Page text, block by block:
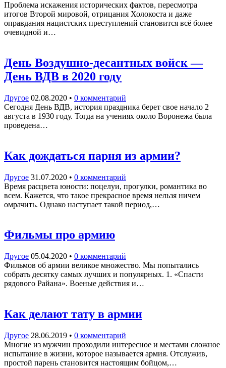
Проблема искажения исторических фактов, пересмотра
итогов Второй мировой, отрицания Холокоста и даже
оправдания нацистских преступлений становится всё более
очевидной и…
День Воздушно-десантных войск —
День ВДВ в 2020 году
Другое 02.08.2020 • 0 комментарий
Сегодня День ВДВ, история праздника берет свое начало 2
августа в 1930 году. Тогда на учениях около Воронежа была
проведена…
Как дождаться парня из армии?
Другое 31.07.2020 • 0 комментарий
Время расцвета юности: поцелуи, прогулки, романтика во
всем. Кажется, что такое прекрасное время нельзя ничем
омрачить. Однако наступает такой период,…
Фильмы про армию
Другое 05.04.2020 • 0 комментарий
Фильмов об армии великое множество. Мы попытались
собрать десятку самых лучших и популярных. 1. «Спасти
рядового Райана». Военые действия и…
Как делают тату в армии
Другое 28.06.2019 • 0 комментарий
Многие из мужчин проходили интересное и местами сложное
испытание в жизни, которое называется армия. Отслужив,
простой парень становится настоящим бойцом,…